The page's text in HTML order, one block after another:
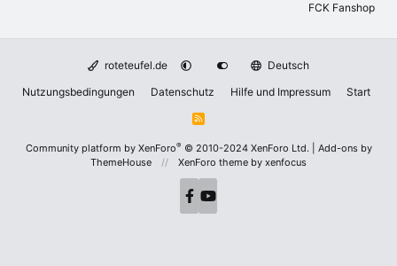
FCK Fanshop
roteteufel.de
Deutsch
Nutzungsbedingungen
Datenschutz Hilfe und Impressum Start
R
Community platform by XenForo® © 2010-2024 XenForo Ltd.
Add-ons by
ThemeHouse
XenForo theme by xenfocus